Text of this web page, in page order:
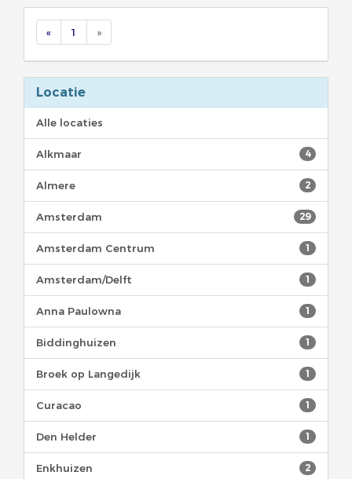
« 1 »
Locatie
Alle locaties
4
Alkmaar
2
Almere
29
Amsterdam
1
Amsterdam Centrum
1
Amsterdam/Delft
1
Anna Paulowna
1
Biddinghuizen
1
Broek op Langedijk
1
Curacao
1
Den Helder
2
Enkhuizen